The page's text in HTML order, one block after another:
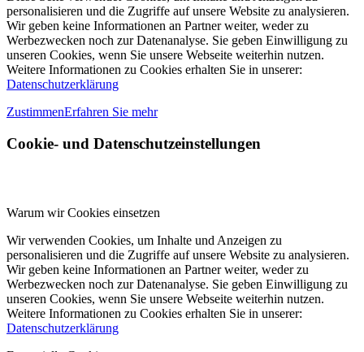
personalisieren und die Zugriffe auf unsere Website zu analysieren.
Wir geben keine Informationen an Partner weiter, weder zu
Werbezwecken noch zur Datenanalyse. Sie geben Einwilligung zu
unseren Cookies, wenn Sie unsere Webseite weiterhin nutzen.
Weitere Informationen zu Cookies erhalten Sie in unserer:
Datenschutzerklärung
ZustimmenErfahren Sie mehr
Cookie- und Datenschutzeinstellungen
Warum wir Cookies einsetzen
Wir verwenden Cookies, um Inhalte und Anzeigen zu
personalisieren und die Zugriffe auf unsere Website zu analysieren.
Wir geben keine Informationen an Partner weiter, weder zu
Werbezwecken noch zur Datenanalyse. Sie geben Einwilligung zu
unseren Cookies, wenn Sie unsere Webseite weiterhin nutzen.
Weitere Informationen zu Cookies erhalten Sie in unserer:
Datenschutzerklärung